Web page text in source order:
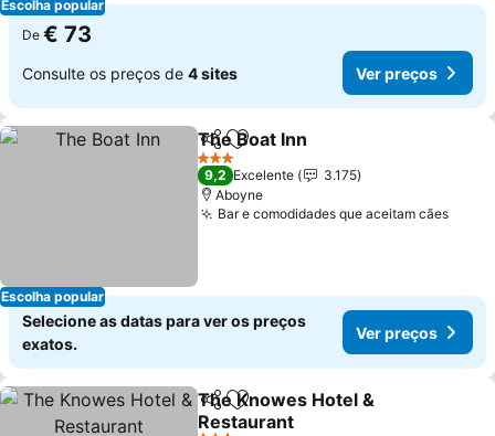
Escolha popular
De € 73
Consulte os preços de 4 sites Ver preços
Escolha popular
PartilharAdicionar aos favoritos
The Boat Inn
3 Estrelas
9,2 Excelente
3.175
Aboyne
Bar e comodidades que aceitam cães
Selecione as datas para ver os preços
exatos.
Ver preços
PartilharAdicionar aos favoritos
The Knowes Hotel &
Restaurant